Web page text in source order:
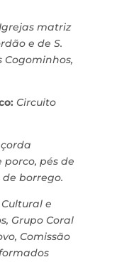
matriz
e de S.
Cogominhos,
Circuito
pés de
borrego.
e
Grupo Coral
Comissão